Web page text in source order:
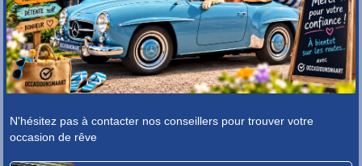
N'hésitez pas à contacter nos conseillers pour trouver votre
occasion de rêve